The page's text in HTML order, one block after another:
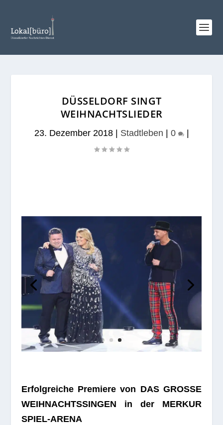
DÜSSELDORF SINGT
WEIHNACHTSLIEDER
23. Dezember 2018| Stadtleben 0 |
Erfolg­rei­che Pre­miere von DAS GROSSE
WEIHNACHTSSINGEN in der MERKUR
SPIEL-ARENA